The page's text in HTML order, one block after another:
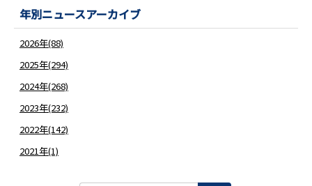
年別ニュースアーカイブ
2026年(88)
2025年(294)
2024年(268)
2023年(232)
2022年(142)
2021年(1)